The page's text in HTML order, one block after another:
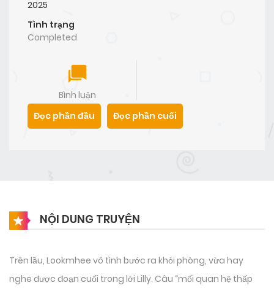
2025
Tình trạng
Completed
Bình luận
Đọc phần đầu
Đọc phần cuối
NỘI DUNG TRUYỆN
Trên lầu, Lookmhee vô tình bước ra khỏi phòng, vừa hay
nghe được đoạn cuối trong lời Lilly. Câu “mối quan hệ thấp